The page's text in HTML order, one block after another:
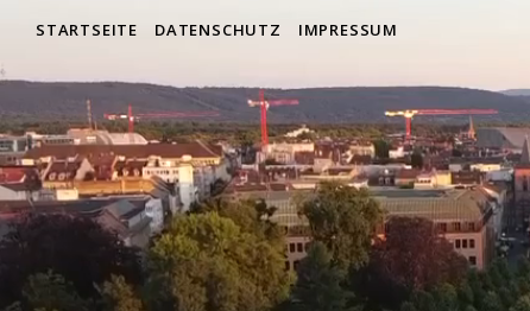
STARTSEITE DATENSCHUTZ IMPRESSUM